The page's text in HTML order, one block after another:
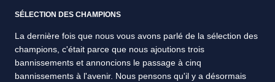
SÉLECTION DES CHAMPIONS
La dernière fois que nous vous avons parlé de la sélection des
champions, c'était parce que nous ajoutions trois
bannissements et annoncions le passage à cinq
bannissements à l'avenir. Nous pensons qu'il y a désormais